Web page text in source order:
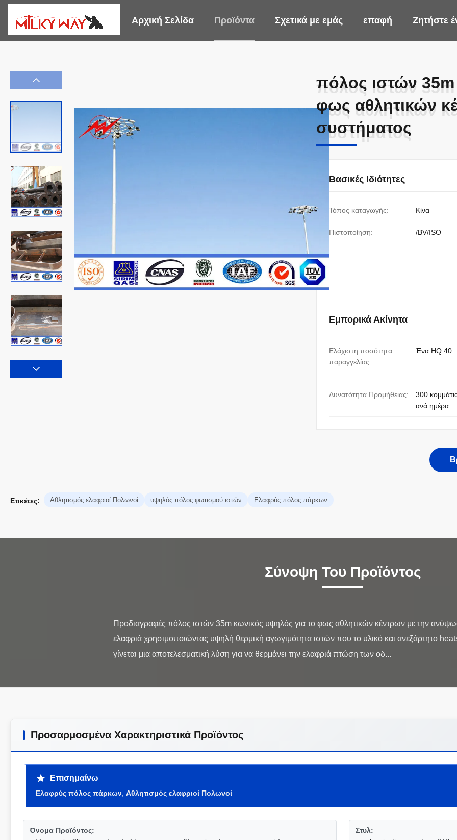
Αρχική Σελίδα Προϊόντα Σχετικά με εμάς επαφή Ζητήστε
πόλος ιστών
φως αθλητικών
συστήματος
πόλος ιστών
φως αθλητικών
συστήματος
Βασικές Ιδιότητες
Τόπος καταγωγής: Κίνα
Πιστοποίηση: /BV/ISO
Εμπορικά Ακίνητα
Ελάχιστη ποσότητα
παραγγελίας:
Ένα HQ 40
Δυνατότητα Προμήθειας:
300
ανά ημέρα
Ετικέτες: Αθλητισμός ελαφριοί Πολωνοί υψηλός πόλος φωτισμού ιστών Ελαφρύς πόλος πάρκων
Σύνοψη Του Προϊόντος
Προδιαγραφές πόλος ιστών 35m κωνικός υψηλός για το φως αθλητικών κέντρων με την
ελαφριά χρησιμοποιώντας υψηλή θερμική αγωγιμότητα ιστών που το υλικό και ανεξάρτητο
Προσαρμοσμένα Χαρακτηριστικά Προϊόντος
Επισημαίνω
Ελαφρύς πόλος πάρκων Αθλητισμός ελαφριοί Πολωνοί
Όνομα Προϊόντος:
Στυλ: